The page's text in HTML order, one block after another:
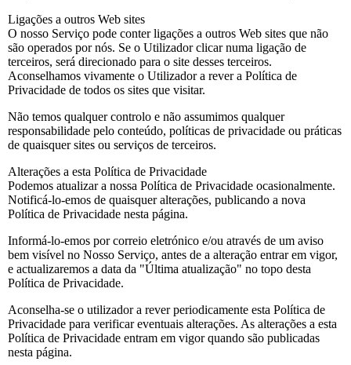
Ligações a outros Web sites
O nosso Serviço pode conter ligações a outros Web sites que não
são operados por nós. Se o Utilizador clicar numa ligação de
terceiros, será direcionado para o site desses terceiros.
Aconselhamos vivamente o Utilizador a rever a Política de
Privacidade de todos os sites que visitar.
Não temos qualquer controlo e não assumimos qualquer
responsabilidade pelo conteúdo, políticas de privacidade ou práticas
de quaisquer sites ou serviços de terceiros.
Alterações a esta Política de Privacidade
Podemos atualizar a nossa Política de Privacidade ocasionalmente.
Notificá-lo-emos de quaisquer alterações, publicando a nova
Política de Privacidade nesta página.
Informá-lo-emos por correio eletrónico e/ou através de um aviso
bem visível no Nosso Serviço, antes de a alteração entrar em vigor,
e actualizaremos a data da "Última atualização" no topo desta
Política de Privacidade.
Aconselha-se o utilizador a rever periodicamente esta Política de
Privacidade para verificar eventuais alterações. As alterações a esta
Política de Privacidade entram em vigor quando são publicadas
nesta página.